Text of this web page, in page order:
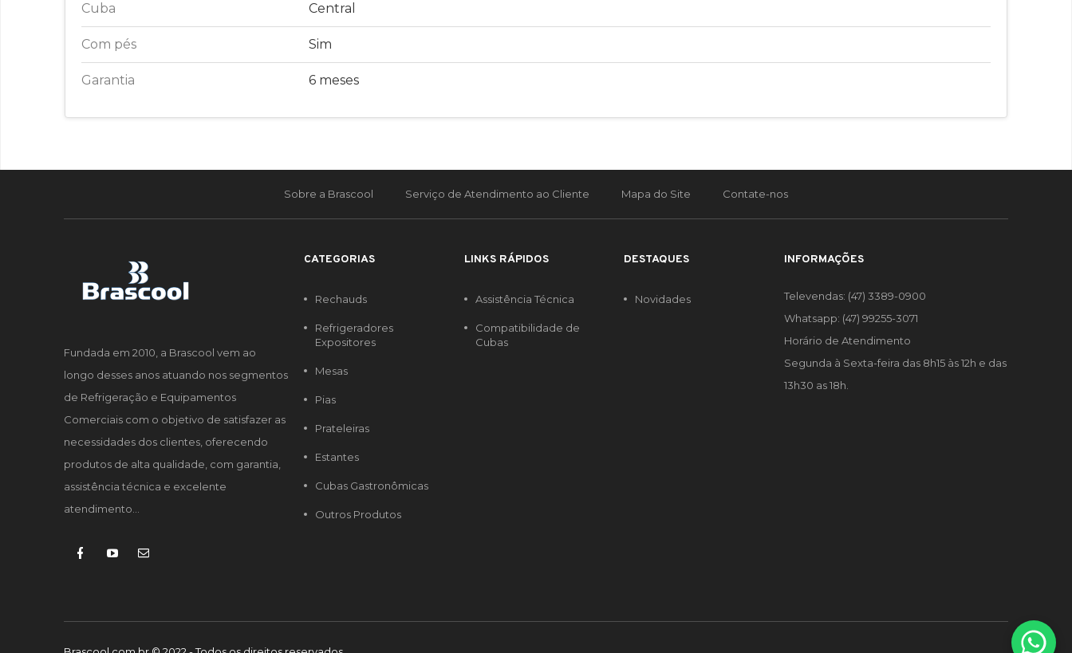
Cuba Central
Com pés Sim
Garantia 6 meses
Sobre a Brascool Serviço de Atendimento ao Cliente Mapa do Site Contate-nos
Fundada em 2010, a Brascool vem ao
longo desses anos atuando nos segmentos
de Refrigeração e Equipamentos
Comerciais com o objetivo de satisfazer as
necessidades dos clientes, oferecendo
produtos de alta qualidade, com garantia,
assistência técnica e excelente
atendimento...
INFORMAÇÕES
Televendas: (47) 3389-0900
Whatsapp: (47) 99255-3071
Horário de Atendimento
Segunda à Sexta-feira das 8h15 às 12h e das
13h30 as 18h.
CATEGORIAS
Rechauds
Refrigeradores
Expositores
Mesas
Pias
Prateleiras
Estantes
Cubas Gastronômicas
Outros Produtos
LINKS RÁPIDOS
Assistência Técnica
Compatibilidade de
Cubas
DESTAQUES
Novidades